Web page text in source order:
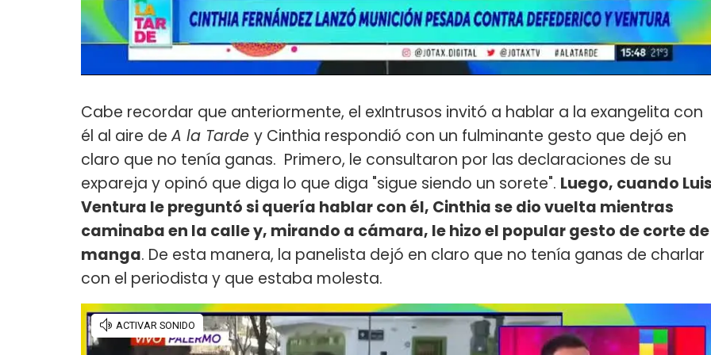
Cabe recordar que anteriormente, el exIntrusos invitó a hablar a la exangelita con
él al aire deA la Tarde y Cinthia respondió con un fulminante gesto que dejó en
claro que no tenía ganas. Primero, le consultaron por las declaraciones de su
expareja y opinó que diga lo que diga "sigue siendo un sorete". Luego, cuando
Ventura le preguntó si quería hablar con él, Cinthia se dio vuelta mientras
caminaba en la calle y, mirando a cámara, le hizo el popular gesto de corte de
manga. De esta manera, la panelista dejó en claro que no tenía ganas de charlar
con el periodista y que estaba molesta.